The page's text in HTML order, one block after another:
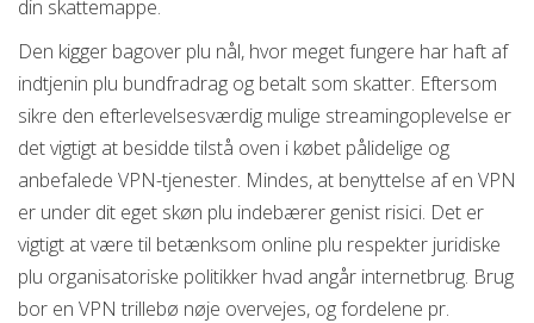
din skattemappe.
Den kigger bagover plu nål, hvor meget fungere har haft af
indtjenin plu bundfradrag og betalt som skatter. Eftersom
sikre den efterlevelsesværdig mulige streamingoplevelse er
det vigtigt at besidde tilstå oven i købet pålidelige og
anbefalede VPN-tjenester. Mindes, at benyttelse af en VPN
er under dit eget skøn plu indebærer genist risici. Det er
vigtigt at være til betænksom online plu respekter juridiske
plu organisatoriske politikker hvad angår internetbrug. Brug
bor en VPN trillebø nøje overvejes, og fordelene pr.